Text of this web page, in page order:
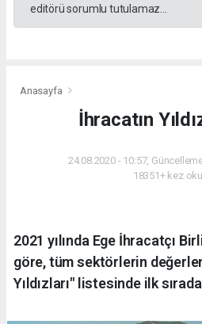
editörü sorumlu tutulamaz...
Anasayfa
İhracatın
24.08.2020 - 10:57,
18351+ kez
2021 yılında Ege İhracatçı
göre, tüm sektörlerin
Yıldızları" listesinde ilk